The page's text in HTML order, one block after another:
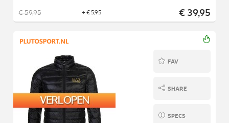
€ 59,95 + € 5,95 € 39,95
FAV
SHARE
SPECS